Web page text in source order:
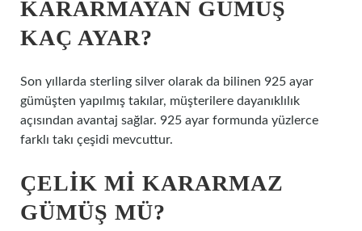
KARARMAYAN GÜMÜŞ
KAÇ AYAR?
Son yıllarda sterling silver olarak da bilinen 925 ayar
gümüşten yapılmış takılar, müşterilere dayanıklılık
açısından avantaj sağlar. 925 ayar formunda yüzlerce
farklı takı çeşidi mevcuttur.
ÇELIK MI KARARMAZ
GÜMÜŞ MÜ?